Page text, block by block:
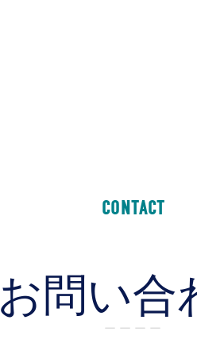
CONTACT
お問い合
ー ー ー ー